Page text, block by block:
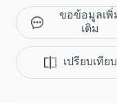
ข่ายที่เรียบง่ายสําหรั
ใช้ข้อมูลและการส่งกํา
เวลาเดียวกัน นอกจ
ยาวนาน 250 เมตรเ
โครงการเปลี่ยนตัวข
ขอข้อมูลเพิ่
เติม
เปรียบเทียบ